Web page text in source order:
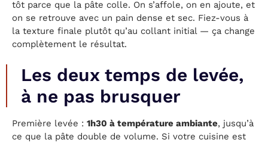
tôt parce que la pâte colle. On s’affole, on en ajoute, et
on se retrouve avec un pain dense et sec. Fiez-vous à
la texture finale plutôt qu’au collant initial — ça change
complètement le résultat.
Les deux temps de levée,
à ne pas brusquer
Première levée : 1h30 à température ambiante, jusqu’à
ce que la pâte double de volume. Si votre cuisine est